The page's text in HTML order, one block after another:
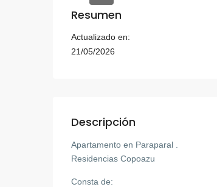
Resumen
Actualizado en:
21/05/2026
Descripción
Apartamento en Paraparal .
Residencias Copoazu
Consta de: